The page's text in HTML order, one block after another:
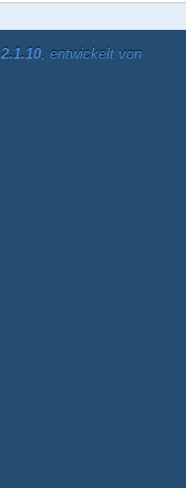
, entwickelt von